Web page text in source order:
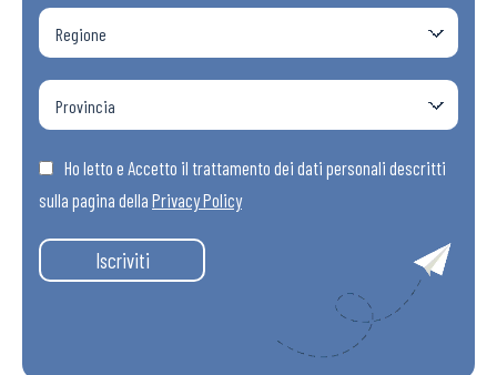
Ho letto e Accetto il trattamento dei dati personali descritti
sulla pagina della Privacy Policy
Iscriviti